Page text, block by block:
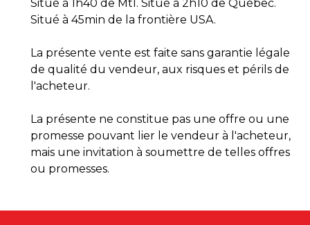
Situé à 1h40 de Mtl. Situé à 2h10 de Québec.
Situé à 45min de la frontière USA.
La présente vente est faite sans garantie légale
de qualité du vendeur, aux risques et périls de
l'acheteur.
La présente ne constitue pas une offre ou une
promesse pouvant lier le vendeur à l'acheteur,
mais une invitation à soumettre de telles offres
ou promesses.